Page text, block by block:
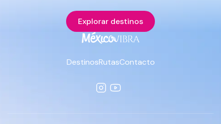
Explorar destinos
DestinosRutasContacto